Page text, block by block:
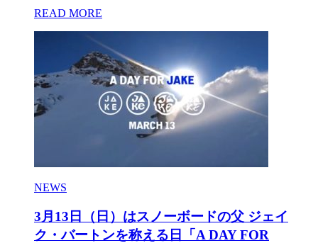
READ MORE
NEWS
3月13日（日）はスノーボードの父 ジェイ
ク・バートンを称える日「A DAY FOR